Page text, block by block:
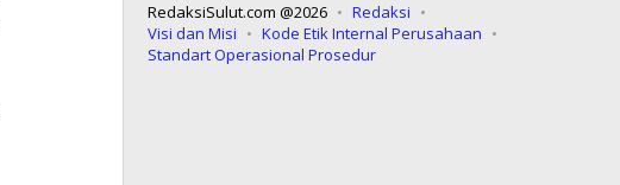
RedaksiSulut.com @2026
Redaksi
Visi dan Misi
Kode Etik Internal Perusahaan
Standart Operasional Prosedur